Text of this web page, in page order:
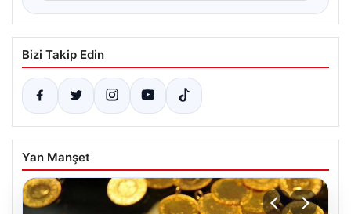
Bizi Takip Edin
Yan Manşet